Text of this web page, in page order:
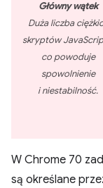
Główny wątek
Duża liczba
skryptów
co powoduje
spowolnienie
i niestabilność.
W Chrome 70
są określane